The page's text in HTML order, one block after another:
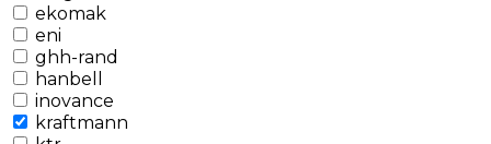
ekomak
eni
ghh-rand
hanbell
inovance
kraftmann